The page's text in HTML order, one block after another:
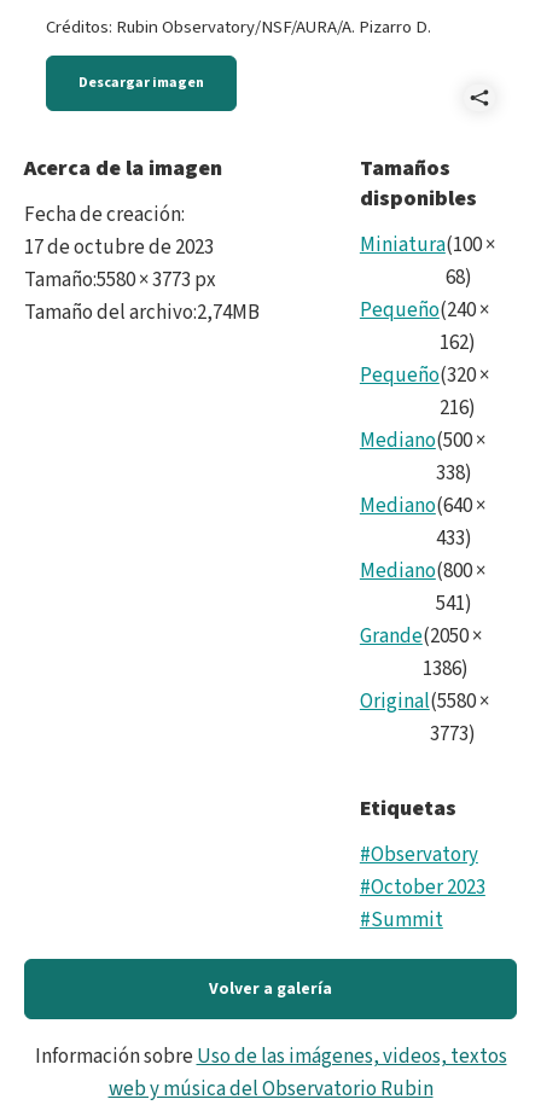
Créditos: Rubin Observatory/NSF/AURA/A. Pizarro D.
Descargar imagen
Acerca de la imagen
Fecha de creación:
17 de octubre de 2023
Tamaño:5580 × 3773 px
Tamaño del archivo:2,74MB
Tamaños
disponibles
Miniatura(100×
68)
Pequeño(240×
162)
Pequeño(320×
216)
Mediano(500×
338)
Mediano(640×
433)
Mediano(800×
541)
Grande(2050×
1386)
Original(5580×
3773)
Etiquetas
#Observatory
#October 2023
#Summit
Volver a galería
Información sobreUso de las imágenes, videos, textos
web y música del Observatorio Rubin